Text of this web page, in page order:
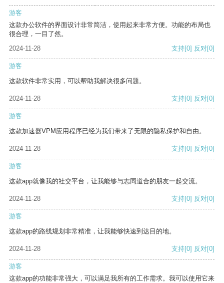
游客
这款办公软件的界面设计非常简洁，使用起来非常方便。功能的布局也
很合理，一目了然。
2024-11-28
支持[0] 反对[0]
游客
这款软件非常实用，可以帮助我解决很多问题。
2024-11-28 支持[0] 反对[0]
游客
这款加速器VPM应用程序已经为我们带来了无限的隐私保护和自由。
2024-11-28 支持[0] 反对[0]
游客
这款app就像我的社交平台，让我能够与志同道合的朋友一起交流。
2024-11-28 支持[0] 反对[0]
游客
这款app的路线规划非常精准，让我能够快速到达目的地。
2024-11-28 支持[0] 反对[0]
游客
这款app的功能非常强大，可以满足我所有的工作需求。我可以使用它来